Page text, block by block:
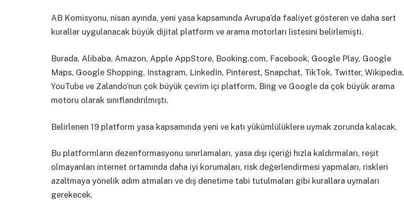
AB Komisyonu, nisan ayında, yeni yasa kapsamında Avrupa’da faaliyet gösteren ve daha sert
kurallar uygulanacak büyük dijital platform ve arama motorları listesini belirlemişti.
Burada, Alibaba, Amazon, Apple AppStore, Booking.com, Facebook, Google Play, Google
Maps, Google Shopping, Instagram, LinkedIn, Pinterest, Snapchat, TikTok, Twitter, Wikipedia,
YouTube ve Zalando’nun çok büyük çevrim içi platform, Bing ve Google da çok büyük arama
motoru olarak sınıflandırılmıştı.
Belirlenen 19 platform yasa kapsamında yeni ve katı yükümlülüklere uymak zorunda kalacak.
Bu platformların dezenformasyonu sınırlamaları, yasa dışı içeriği hızla kaldırmaları, reşit
olmayanları internet ortamında daha iyi korumaları, risk değerlendirmesi yapmaları, riskleri
azaltmaya yönelik adım atmaları ve dış denetime tabi tutulmaları gibi kurallara uymaları
gerekecek.